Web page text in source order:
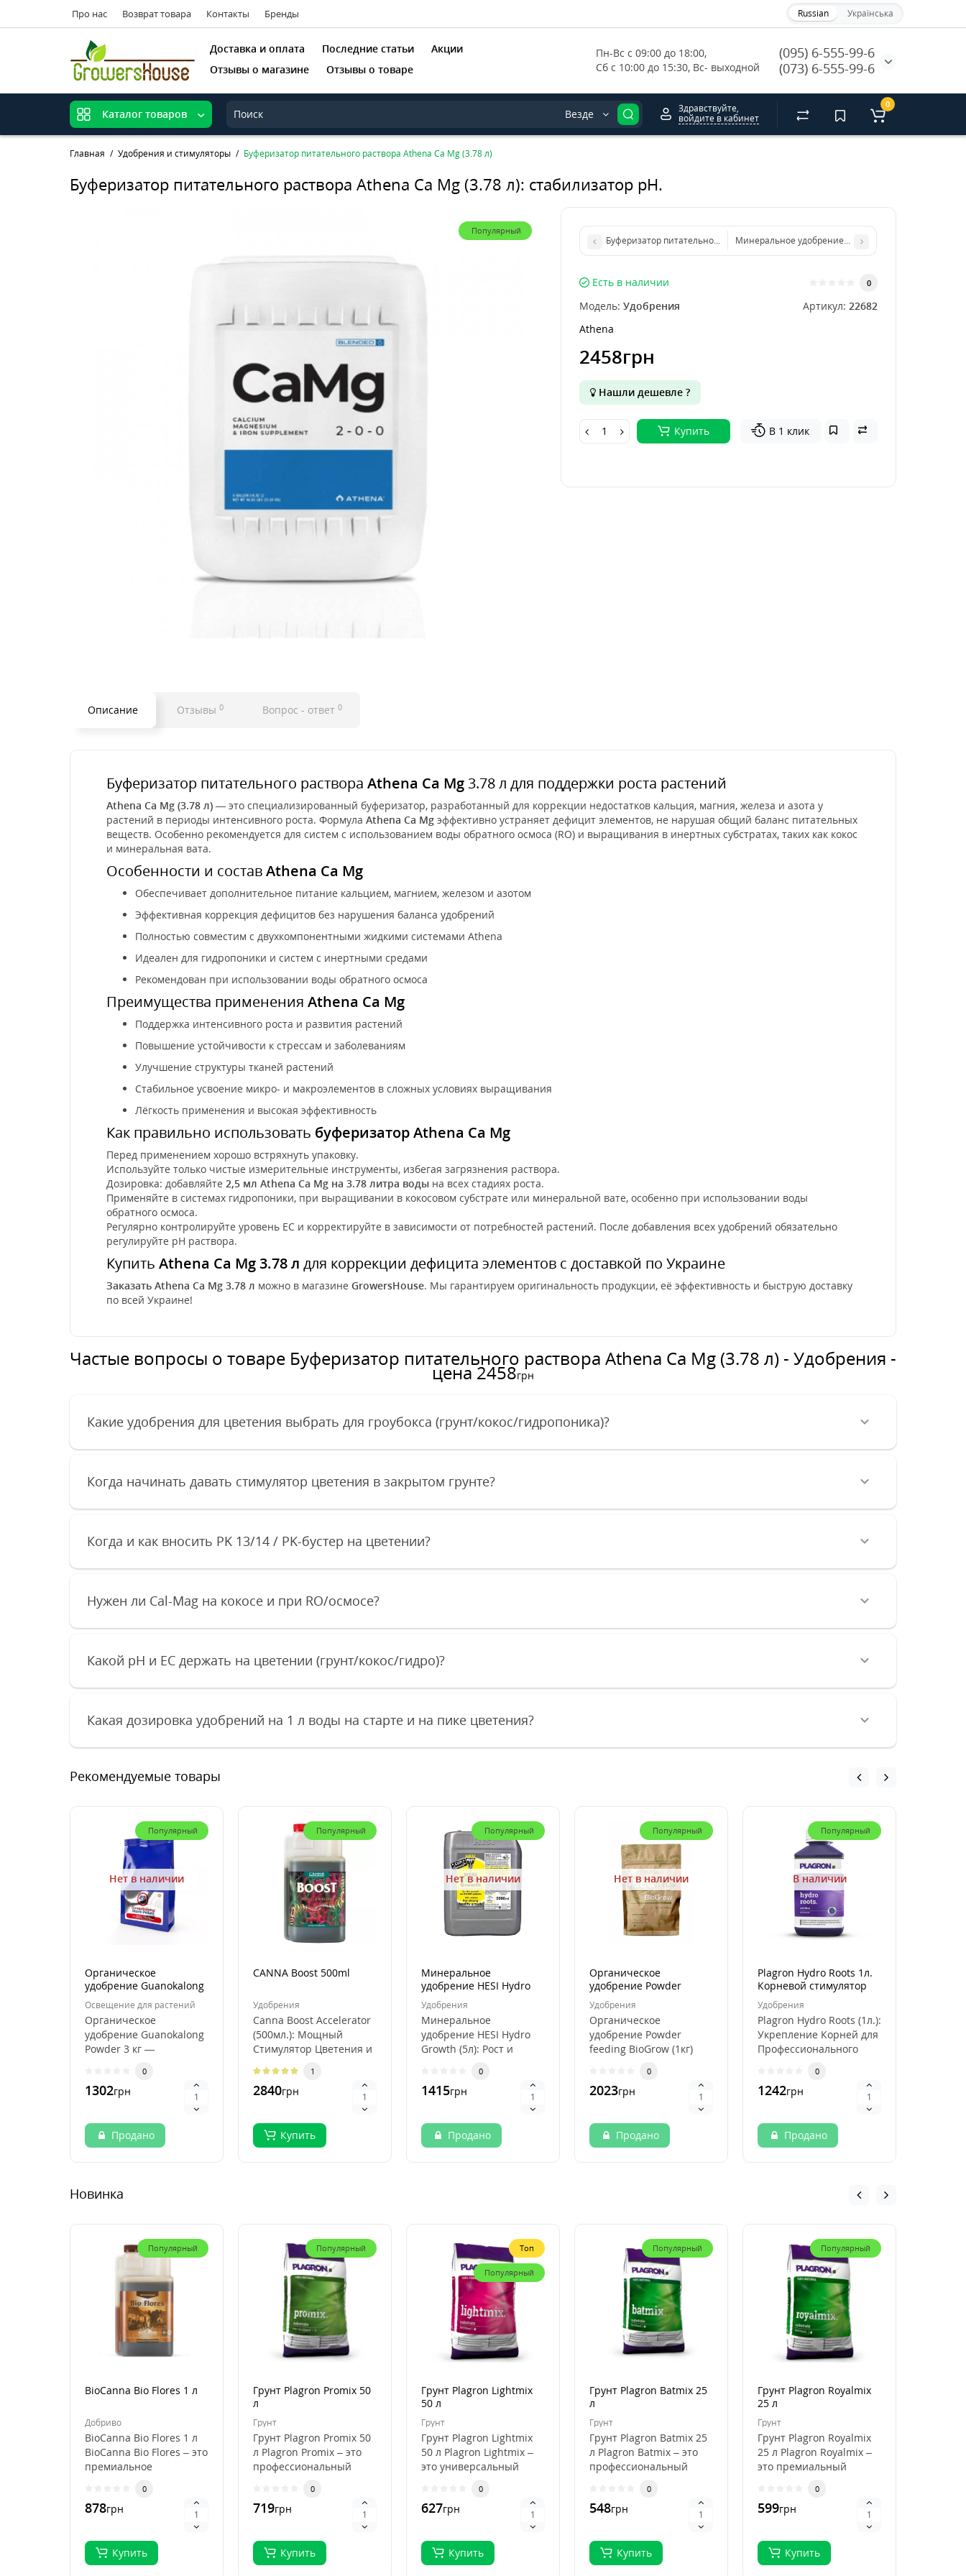
Про нас Возврат товара Контакты Бренды Russian Українська
Пн-Вс с 09:00 до 18:00,
Сб с 10:00 до 15:30, Вс- выходной
(095) 6-555-99-6
(073) 6-555-99-6
Доставка и оплата Последние статьи
Акции
Отзывы о магазине
Отзывы о товаре
Каталог товаров Везде
Здравствуйте,
войдите в кабинет
0
Главная Удобрения и стимуляторы Буферизатор питательного раствора Athena Ca Mg (3.78 л)
Буферизатор питательного раствора Athena Ca Mg (3.78 л): стабилизатор pH.
Популярный
Буферизатор питательного раствора Athena Ca Mg (940 мл)
Минеральное удобрение Athena Pro Bloom 2.26 кг
Есть в наличии 0
Модель: Удобрения Артикул: 22682
Athena
2458грн
Нашли дешевле ?
Купить В 1 клик
Описание Отзывы 0 Вопрос - ответ 0
Буферизатор питательного раствора Athena Ca Mg 3.78 л для поддержки роста растений
Athena Ca Mg (3.78 л) — это специализированный буферизатор, разработанный для коррекции недостатков кальция, магния, железа и азота у
растений в периоды интенсивного роста. Формула Athena Ca Mg эффективно устраняет дефицит элементов, не нарушая общий баланс питательных
веществ. Особенно рекомендуется для систем с использованием воды обратного осмоса (RO) и выращивания в инертных субстратах, таких как кокос
и минеральная вата.
Особенности и составAthena Ca Mg
Обеспечивает дополнительное питание кальцием, магнием, железом и азотом
Эффективная коррекция дефицитов без нарушения баланса удобрений
Полностью совместим с двухкомпонентными жидкими системами Athena
Идеален для гидропоники и систем с инертными средами
Рекомендован при использовании воды обратного осмоса
Преимущества применения Athena Ca Mg
Поддержка интенсивного роста и развития растений
Повышение устойчивости к стрессам и заболеваниям
Улучшение структуры тканей растений
Стабильное усвоение микро- и макроэлементов в сложных условиях выращивания
Лёгкость применения и высокая эффективность
Как правильно использовать буферизатор Athena Ca Mg
Перед применением хорошо встряхнуть упаковку.
Используйте только чистые измерительные инструменты, избегая загрязнения раствора.
Дозировка: добавляйте 2,5 мл Athena Ca Mg на 3.78 литра воды на всех стадиях роста.
Применяйте в системах гидропоники, при выращивании в кокосовом субстрате или минеральной вате, особенно при использовании воды
обратного осмоса.
Регулярно контролируйте уровень EC и корректируйте в зависимости от потребностей растений. После добавления всех удобрений обязательно
регулируйте pH раствора.
Купить Athena Ca Mg 3.78 л для коррекции дефицита элементов с доставкой по Украине
Заказать Athena Ca Mg 3.78 л можно в магазине GrowersHouse. Мы гарантируем оригинальность продукции, её эффективность и быструю доставку
по всей Украине!
Частые вопросы о товаре Буферизатор питательного раствора Athena Ca Mg (3.78 л) - Удобрения -
цена 2458грн
Какие удобрения для цветения выбрать для гроубокса (грунт/кокос/гидропоника)?
Когда начинать давать стимулятор цветения в закрытом грунте?
Когда и как вносить PK 13/14 / PK-бустер на цветении?
Нужен ли Cal-Mag на кокосе и при RO/осмосе?
Какой pH и EC держать на цветении (грунт/кокос/гидро)?
Какая дозировка удобрений на 1 л воды на старте и на пике цветения?
Рекомендуемые товары
Популярный
Нет в наличии
Органическое
удобрение Guanokalong
Powder (3kg)
Освещение для растений
Органическое
удобрение Guanokalong
Powder 3 кг —
усиленного роста и
цвет..
0
1302грн
Продано
Популярный
CANNA Boost 500ml
Удобрения
Canna Boost Accelerator
(500мл.): Мощный
Стимулятор Цветения и
Растений. В мире ..
1
2840грн
Купить
Популярный
Нет в наличии
Минеральное
удобрение HESI Hydro
Growth (5L)
Удобрения
Минеральное
удобрение HESI Hydro
Growth (5л): Рост и
Гидропонных Системах
Минеральн..
0
1415грн
Продано
Популярный
Нет в наличии
Органическое
удобрение Powder
feeding BioGrow (1kg)
Удобрения
Органическое
удобрение Powder
feeding BioGrow (1кг)
урожайное качество с
Powder feed..
0
2023грн
Продано
Популярный
В наличии
Plagron Hydro Roots 1л.
Корневой стимулятор
Удобрения
Plagron Hydro Roots (1л.):
Укрепление Корней для
Профессионального
Характери..0
1242грн
Продано
Новинка
Популярный
BioCanna Bio Flores 1 л
Добриво
BioCanna Bio Flores 1 л
BioCanna Bio Flores – это
премиальное
удобрение для ст..
0
878грн
Купить
Популярный
Грунт Plagron Promix 50
л
Грунт
Грунт Plagron Promix 50
л Plagron Promix – это
профессиональный
выращивания
растений, ..
0
719грн
Купить
Топ
Популярный
Грунт Plagron Lightmix
50 л
Грунт
Грунт Plagron Lightmix
50 л Plagron Lightmix –
это универсальный
выращивания..
0
627грн
Купить
Популярный
Грунт Plagron Batmix 25
л
Грунт
Грунт Plagron Batmix 25
л Plagron Batmix – это
профессиональный
органического
выращива..
0
548грн
Купить
Популярный
Грунт Plagron Royalmix
25 л
Грунт
Грунт Plagron Royalmix
25 л Plagron Royalmix –
это премиальный
органического в..
0
599грн
Купить